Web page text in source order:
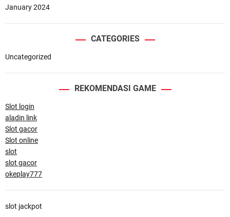
January 2024
CATEGORIES
Uncategorized
REKOMENDASI GAME
Slot login
aladin link
Slot gacor
Slot online
slot
slot gacor
okeplay777
slot jackpot